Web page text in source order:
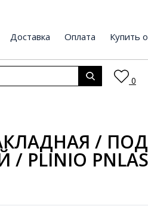
Доставка Оплата Купить
0
/
PLINIO